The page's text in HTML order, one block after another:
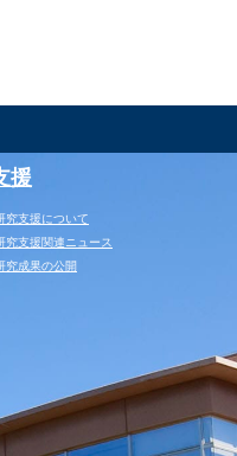
援
究支援について
究支援関連ニュース
究成果の公開